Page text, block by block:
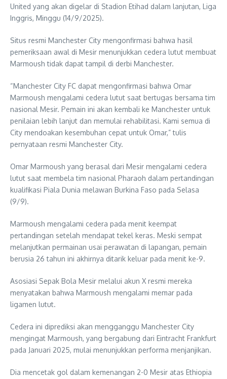
United yang akan digelar di Stadion Etihad dalam lanjutan, Liga
Inggris, Minggu (14/9/2025).
Situs resmi Manchester City mengonfirmasi bahwa hasil
pemeriksaan awal di Mesir menunjukkan cedera lutut membuat
Marmoush tidak dapat tampil di derbi Manchester.
“Manchester City FC dapat mengonfirmasi bahwa Omar
Marmoush mengalami cedera lutut saat bertugas bersama tim
nasional Mesir. Pemain ini akan kembali ke Manchester untuk
penilaian lebih lanjut dan memulai rehabilitasi. Kami semua di
City mendoakan kesembuhan cepat untuk Omar,” tulis
pernyataan resmi Manchester City.
Omar Marmoush yang berasal dari Mesir mengalami cedera
lutut saat membela tim nasional Pharaoh dalam pertandingan
kualifikasi Piala Dunia melawan Burkina Faso pada Selasa
(9/9).
Marmoush mengalami cedera pada menit keempat
pertandingan setelah mendapat tekel keras. Meski sempat
melanjutkan permainan usai perawatan di lapangan, pemain
berusia 26 tahun ini akhirnya ditarik keluar pada menit ke-9.
Asosiasi Sepak Bola Mesir melalui akun X resmi mereka
menyatakan bahwa Marmoush mengalami memar pada
ligamen lutut.
Cedera ini diprediksi akan mengganggu Manchester City
mengingat Marmoush, yang bergabung dari Eintracht Frankfurt
pada Januari 2025, mulai menunjukkan performa menjanjikan.
Dia mencetak gol dalam kemenangan 2-0 Mesir atas Ethiopia